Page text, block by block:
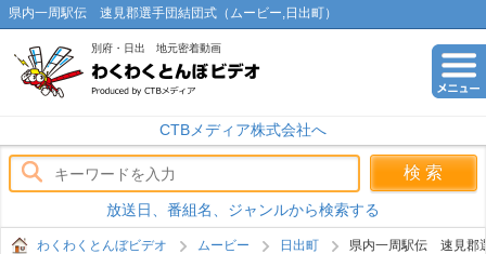
県内一周駅伝 速見郡選手団結団式（ムービー,日出町）
別府・日出 地元密着動画
CTBメディア株式会社へ
放送日、番組名、ジャンルから検索する
わくわくとんぼビデオ ムービー 日出町 県内一周駅伝 速見郡